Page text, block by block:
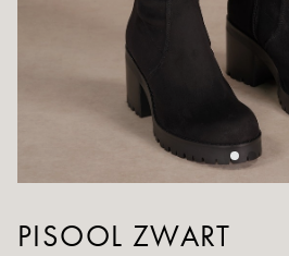
PISOOL ZWART